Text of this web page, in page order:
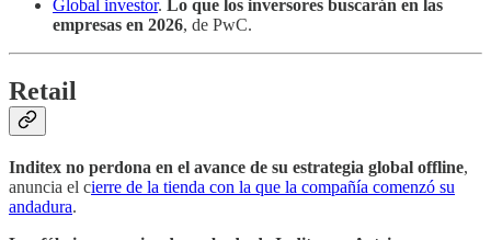
Global investor. Lo que los inversores buscarán en las
empresas en 2026, de PwC.
Retail
Inditex no perdona en el avance de su estrategia global offline,
anuncia el cierre de la tienda con la que la compañía comenzó su
andadura.